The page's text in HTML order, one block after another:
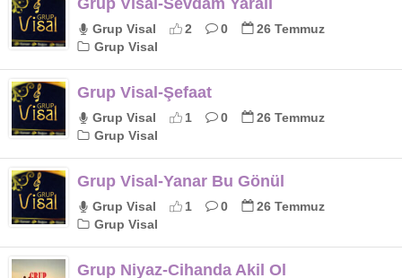
Grup Visal-Sevdam Yaralı
Grup Visal 2 0
26 Temmuz
Grup Visal
Grup Visal-Şefaat
Grup Visal 1 0
26 Temmuz
Grup Visal
Grup Visal-Yanar Bu Gönül
Grup Visal 1 0
26 Temmuz
Grup Visal
Grup Niyaz-Cihanda Akil Ol